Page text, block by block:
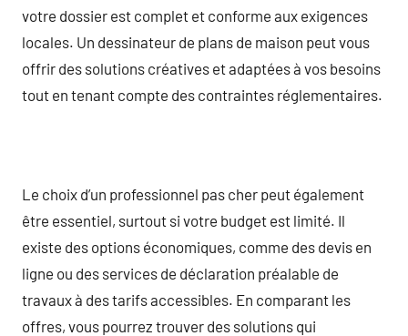
votre dossier est complet et conforme aux exigences
locales. Un dessinateur de plans de maison peut vous
offrir des solutions créatives et adaptées à vos besoins
tout en tenant compte des contraintes réglementaires.
Le choix d’un professionnel pas cher peut également
être essentiel, surtout si votre budget est limité. Il
existe des options économiques, comme des devis en
ligne ou des services de déclaration préalable de
travaux à des tarifs accessibles. En comparant les
offres, vous pourrez trouver des solutions qui